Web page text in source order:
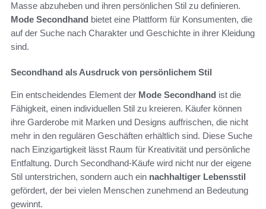
Masse abzuheben und ihren persönlichen Stil zu definieren.
Mode Secondhand bietet eine Plattform für Konsumenten, die
auf der Suche nach Charakter und Geschichte in ihrer Kleidung
sind.
Secondhand als Ausdruck von persönlichem Stil
Ein entscheidendes Element der Mode Secondhand ist die
Fähigkeit, einen individuellen Stil zu kreieren. Käufer können
ihre Garderobe mit Marken und Designs auffrischen, die nicht
mehr in den regulären Geschäften erhältlich sind. Diese Suche
nach Einzigartigkeit lässt Raum für Kreativität und persönliche
Entfaltung. Durch Secondhand-Käufe wird nicht nur der eigene
Stil unterstrichen, sondern auch ein nachhaltiger Lebensstil
gefördert, der bei vielen Menschen zunehmend an Bedeutung
gewinnt.